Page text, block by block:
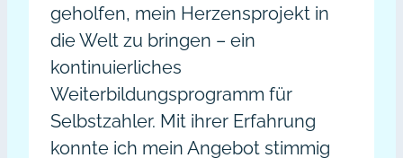
geholfen, mein Herzensprojekt in
die Welt zu bringen – ein
kontinuierliches
Weiterbildungsprogramm für
Selbstzahler. Mit ihrer Erfahrung
konnte ich mein Angebot stimmig